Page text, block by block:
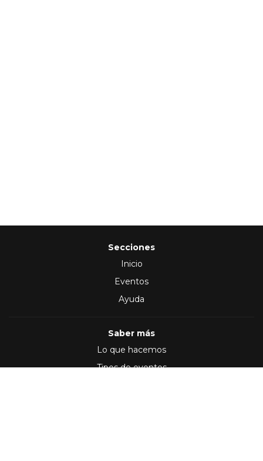
Secciones
Inicio
Eventos
Ayuda
Saber más
Lo que hacemos
Tipos de eventos